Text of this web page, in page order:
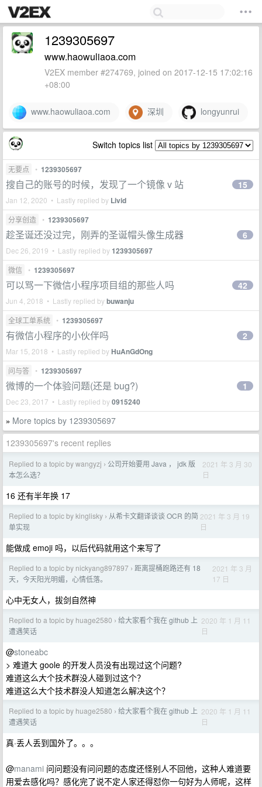
1239305697
www.haowuliaoa.com
V2EX member #274769, joined on 2017-12-15 17:02:16
+08:00
www.haowuliaoa.com 深圳 longyunrui
Switch topics list
无要点 • 1239305697
搜自己的账号的时候，发现了一个镜像 v 站
Jan 12, 2020 • Lastly replied by Livid
15
分享创造 • 1239305697
趁圣诞还没过完，刚弄的圣诞帽头像生成器
Dec 26, 2019 • Lastly replied by1239305697
6
微信 • 1239305697
可以骂一下微信小程序项目组的那些人吗
Jun 4, 2018 • Lastly replied bybuwanju
42
全球工单系统 • 1239305697
有微信小程序的小伙伴吗
Mar 15, 2018 • Lastly replied byHuAnGdOng
2
问与答 • 1239305697
微博的一个体验问题(还是 bug?)
Dec 23, 2017 • Lastly replied by0915240
1
» More topics by 1239305697
1239305697's recent replies
Replied to a topic by wangyzj › 公司开始要用 Java ， jdk 版
本怎么选？
2021 年 3 月 30
日
16 还有半年换 17
Replied to a topic by kinglisky › 从希卡文翻译谈谈 OCR 的简
单实现
2021 年 3 月 19
日
能做成 emoji 吗，以后代码就用这个来写了
Replied to a topic by nickyang897897 › 距离提桶跑路还有 18
天，今天阳光明媚，心情低落。
2021 年 3 月
17 日
心中无女人，拔剑自然神
Replied to a topic by huage2580 › 给大家看个我在 github 上
遭遇笑话
2020 年 1 月 11
日
@stoneabc
> 难道大 goole 的开发人员没有出现过这个问题?
难道这么大个技术群没人碰到过这个？
难道这么大个技术群没人知道怎么解决这个？
Replied to a topic by huage2580 › 给大家看个我在 github 上
遭遇笑话
2020 年 1 月 11
日
真·丢人丢到国外了。。。
@manami 问问题没有问问题的态度还怪别人不回他，这种人难道要
用爱去感化吗？感化完了说不定人家还得怼你一句好为人师呢，这样